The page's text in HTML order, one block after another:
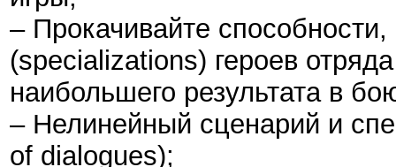
– Прокачивайте
(specializations) героев
наибольшего результата в
– Нелинейный сценарий и
of dialogues);